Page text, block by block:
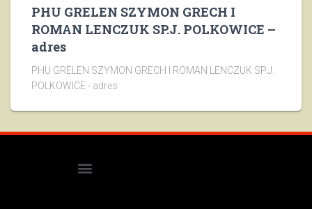
PHU GRELEN SZYMON GRECH I
ROMAN LENCZUK SP.J. POLKOWICE –
adres
PHU GRELEN SZYMON GRECH I ROMAN LENCZUK SP.J.
POLKOWICE - adres